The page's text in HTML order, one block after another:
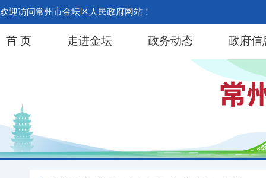
欢迎访问常州市金坛区人民政府网站！
首 页 走进金坛 政务动态 政府信